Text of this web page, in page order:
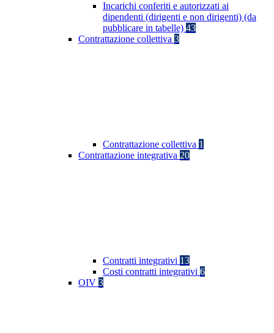
Incarichi conferiti e autorizzati ai
dipendenti (dirigenti e non dirigenti) (da
pubblicare in tabelle) 43
Contrattazione collettiva 3
Contrattazione collettiva 1
Contrattazione integrativa 20
Contratti integrativi 13
Costi contratti integrativi 6
OIV 3